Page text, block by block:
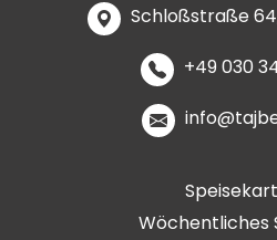
Schloßstraße
+49 030
Wöchentliches